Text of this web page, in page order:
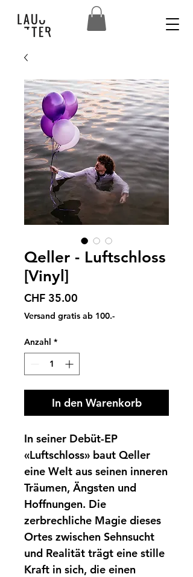
Qeller - Luftschloss
[Vinyl]
CHF 35.00
Versand gratis ab 100.-
Anzahl *
In den Warenkorb
In seiner Debüt-EP
«Luftschloss» baut Qeller
eine Welt aus seinen inneren
Träumen, Ängsten und
Hoffnungen. Die
zerbrechliche Magie dieses
Ortes zwischen Sehnsucht
und Realität trägt eine stille
Kraft in sich, die einen